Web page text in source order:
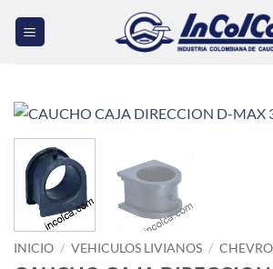
INICIO / VEHICULOS LIVIANOS /